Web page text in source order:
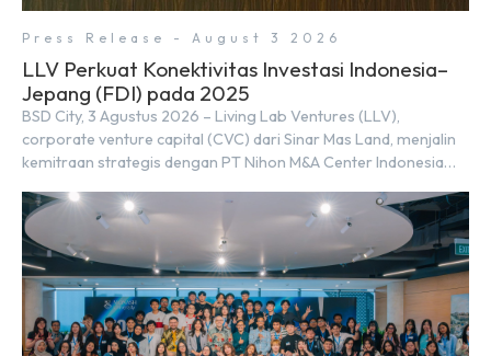
Press Release - August 3 2026
LLV Perkuat Konektivitas Investasi Indonesia–
Jepang (FDI) pada 2025
BSD City, 3 Agustus 2026 – Living Lab Ventures (LLV),
corporate venture capital (CVC) dari Sinar Mas Land, menjalin
kemitraan strategis dengan PT Nihon M&A Center Indonesia
tersebut ditandai dengan penandatanganan Memorandum of
Understanding (MoU) oleh Bayu Seto (Partner at Living Lab
Ventures) dan Kosuke Kawata […]